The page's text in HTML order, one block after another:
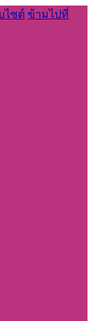
ไซต์ ข้ามไปที่